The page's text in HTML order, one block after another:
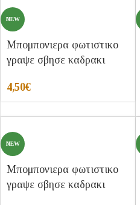
NEW
Μπομπονιερα φωτιστικο
γραψε σβησε καδρακι
4,50€
NEW
Μπομπονιερα φωτιστικο
γραψε σβησε καδρακι